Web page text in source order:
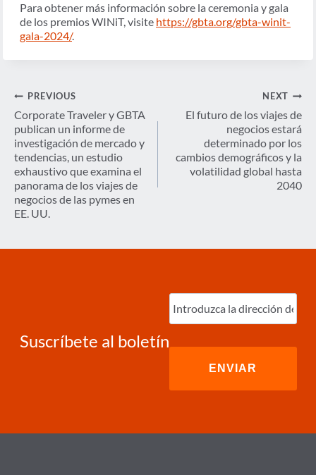
Para obtener más información sobre la ceremonia y gala
de los premios WINiT, visite https://gbta.org/gbta-winit-
gala-2024/.
Navegación
de
entradas
PREVIOUS
Corporate Traveler y GBTA
publican un informe de
investigación de mercado y
tendencias, un estudio
exhaustivo que examina el
panorama de los viajes de
negocios de las pymes en
EE. UU.
NEXT
El futuro de los viajes de
negocios estará
determinado por los
cambios demográficos y la
volatilidad global hasta
2040
Suscríbete al boletín
Ingrese
correo
electrónico